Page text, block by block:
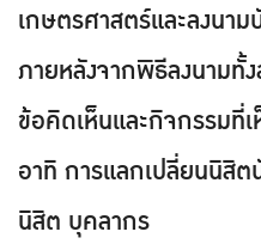
เกษตรศาสตร์และลงนาม
ภายหลังจากพิธีลงนามทั้
ข้อคิดเห็นและกิจกรรมที่
อาทิ การแลกเปลี่ยนนิสิ
นิสิต บุคลากร